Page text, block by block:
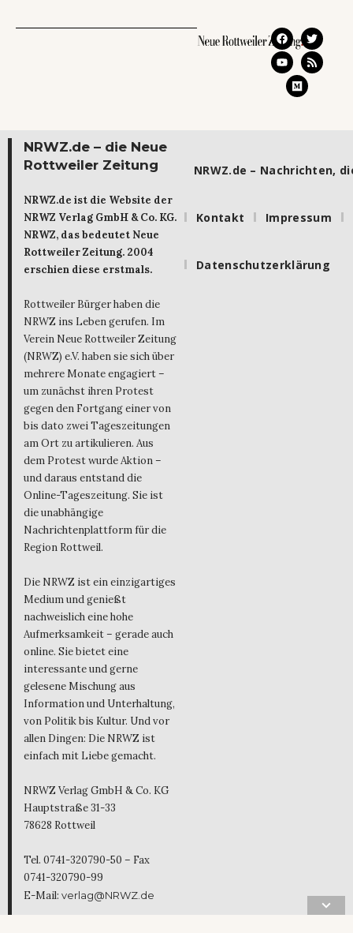
NRWZ.de – die Neue
Rottweiler Zeitung
NRWZ.de ist die Website der
NRWZ Verlag GmbH & Co. KG.
NRWZ, das bedeutet Neue
Rottweiler Zeitung. 2004
erschien diese erstmals.
Rottweiler Bürger haben die
NRWZ ins Leben gerufen. Im
Verein Neue Rottweiler Zeitung
(NRWZ) e.V. haben sie sich über
mehrere Monate engagiert –
um zunächst ihren Protest
gegen den Fortgang einer von
bis dato zwei Tageszeitungen
am Ort zu artikulieren. Aus
dem Protest wurde Aktion –
und daraus entstand die
Online-Tageszeitung. Sie ist
die unabhängige
Nachrichtenplattform für die
Region Rottweil.
Die NRWZ ist ein einzigartiges
Medium und genießt
nachweislich eine hohe
Aufmerksamkeit – gerade auch
online. Sie bietet eine
interessante und gerne
gelesene Mischung aus
Information und Unterhaltung,
von Politik bis Kultur. Und vor
allen Dingen: Die NRWZ ist
einfach mit Liebe gemacht.
NRWZ Verlag GmbH & Co. KG
Hauptstraße 31-33
78628 Rottweil
Tel. 0741-320790-50 – Fax
0741-320790-99
E-Mail: verlag@NRWZ.de
NRWZ.de – Nachrichten,
Kontakt Impressum
Datenschutzerklärung